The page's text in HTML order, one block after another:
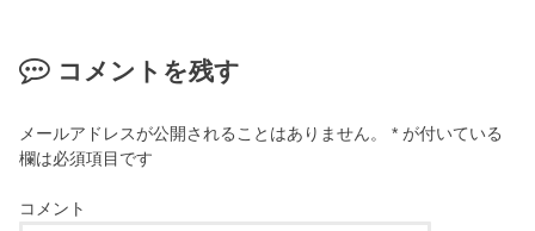
コメントを残す
メールアドレスが公開されることはありません。 * が付いている
欄は必須項目です
コメント